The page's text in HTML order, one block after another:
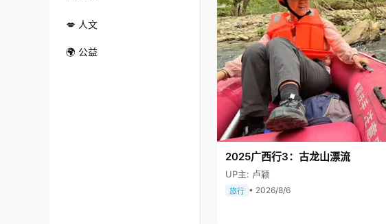
💋 人文
🌍 公益
2025广西行3：古龙山漂流
UP主: 卢颖
旅行 • 2026/8/6